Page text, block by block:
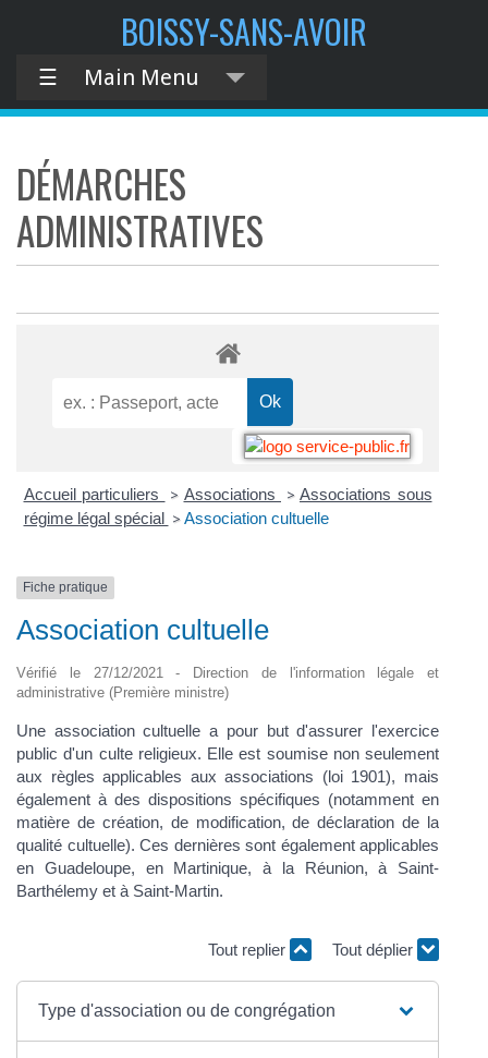
BOISSY-SANS-AVOIR
☰ Main Menu
DÉMARCHES
ADMINISTRATIVES
Accueil particuliers > Associations > Associations sous
régime légal spécial > Association cultuelle
Fiche pratique
Association cultuelle
Vérifié le 27/12/2021 - Direction de l'information légale et
administrative (Première ministre)
Une association cultuelle a pour but d'assurer l'exercice
public d'un culte religieux. Elle est soumise non seulement
aux règles applicables aux associations (loi 1901), mais
également à des dispositions spécifiques (notamment en
matière de création, de modification, de déclaration de la
qualité cultuelle). Ces dernières sont également applicables
en Guadeloupe, en Martinique, à la Réunion, à Saint-
Barthélemy et à Saint-Martin.
Tout replier Tout déplier
Type d'association ou de congrégation